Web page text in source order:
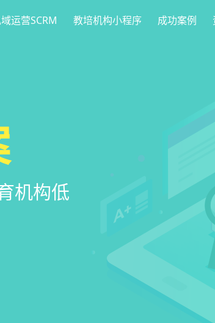
运营SCRM 教培机构小程序 成功案例
全方
机构低
更便